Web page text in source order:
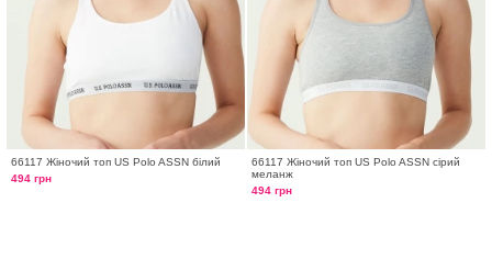
66117 Жіночий топ US Polo ASSN білий
494 грн
66117 Жіночий топ US Polo ASSN сірий
меланж
494 грн